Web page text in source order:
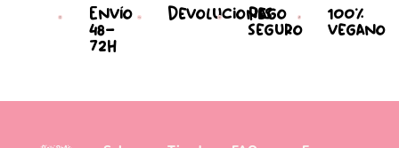
Envío
48-
72h
Devoluciones
Pago
seguro
100%
vegano